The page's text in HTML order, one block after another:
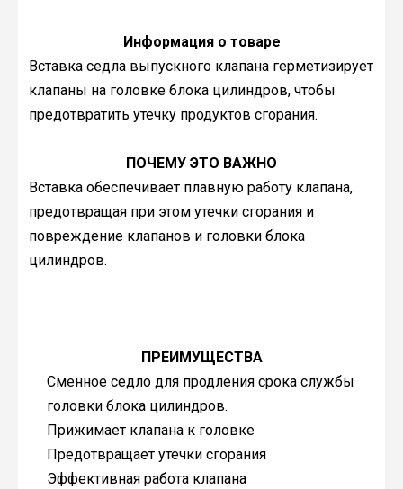
Информация о товаре
Вставка седла выпускного клапана герметизирует
клапаны на головке блока цилиндров, чтобы
предотвратить утечку продуктов сгорания.
ПОЧЕМУ ЭТО ВАЖНО
Вставка обеспечивает плавную работу клапана,
предотвращая при этом утечки сгорания и
повреждение клапанов и головки блока
цилиндров.
ПРЕИМУЩЕСТВА
Сменное седло для продления срока службы
головки блока цилиндров.
Прижимает клапана к головке
Предотвращает утечки сгорания
Эффективная работа клапана